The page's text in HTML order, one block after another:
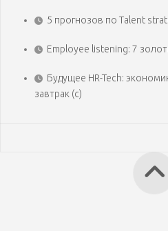
5 прогнозов по Talent
Employee listening: 7
Будущее HR-Tech:
завтрак (с)